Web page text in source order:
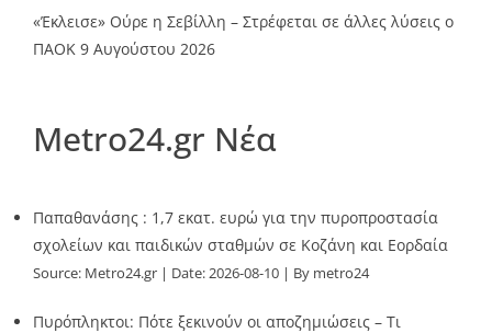
«Έκλεισε» Ούρε η Σεβίλλη – Στρέφεται σε άλλες λύσεις ο
ΠΑΟΚ 9 Αυγούστου 2026
Metro24.gr Νέα
Παπαθανάσης : 1,7 εκατ. ευρώ για την πυροπροστασία
σχολείων και παιδικών σταθμών σε Κοζάνη και Εορδαία
Source: Metro24.gr Date: 2026-08-10 By metro24
Πυρόπληκτοι: Πότε ξεκινούν οι αποζημιώσεις – Τι